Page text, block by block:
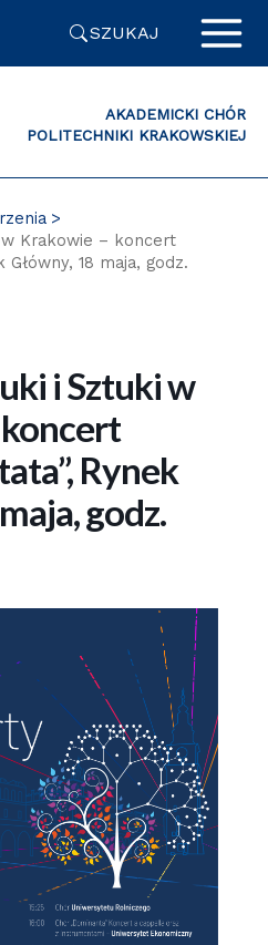
SZUKAJ
AKADEMICKI CHÓR
POLITECHNIKI KRAKOWSKIEJ
Krakowie – koncert
Główny, 18 maja, godz.
i Sztuki w
Rynek
godz.